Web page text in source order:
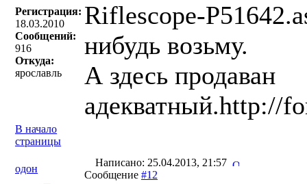
Регистрация:
18.03.2010
Сообщений:
916
Откуда:
ярославль
Riflescope-
нибудь возьму.
А здесь продаван
адекватный.http://
В начало
страницы
одон
Написано: 25.04.2013, 21:57
Сообщение #12